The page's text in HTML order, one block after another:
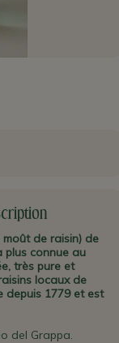
de raisin) de
plus connue au
très pure et
locaux de
depuis 1779 et est
del Grappa.